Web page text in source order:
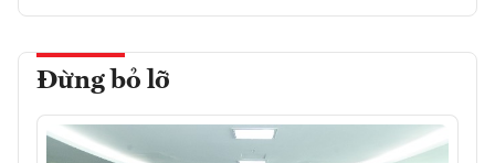
Đừng bỏ lỡ